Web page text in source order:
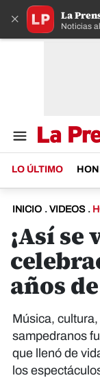
× La
Noticias
LO ÚLTIMO
INICIO . VIDEOS .
¡Así
años
Música,
sampedranos
que llenó de
los